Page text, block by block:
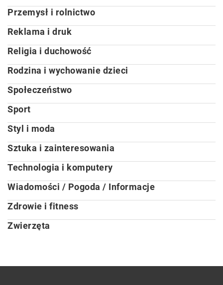
Przemysł i rolnictwo
Reklama i druk
Religia i duchowość
Rodzina i wychowanie dzieci
Społeczeństwo
Sport
Styl i moda
Sztuka i zainteresowania
Technologia i komputery
Wiadomości / Pogoda / Informacje
Zdrowie i fitness
Zwierzęta